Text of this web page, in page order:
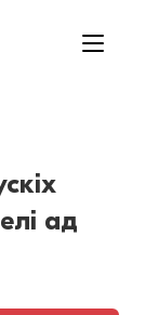
ад